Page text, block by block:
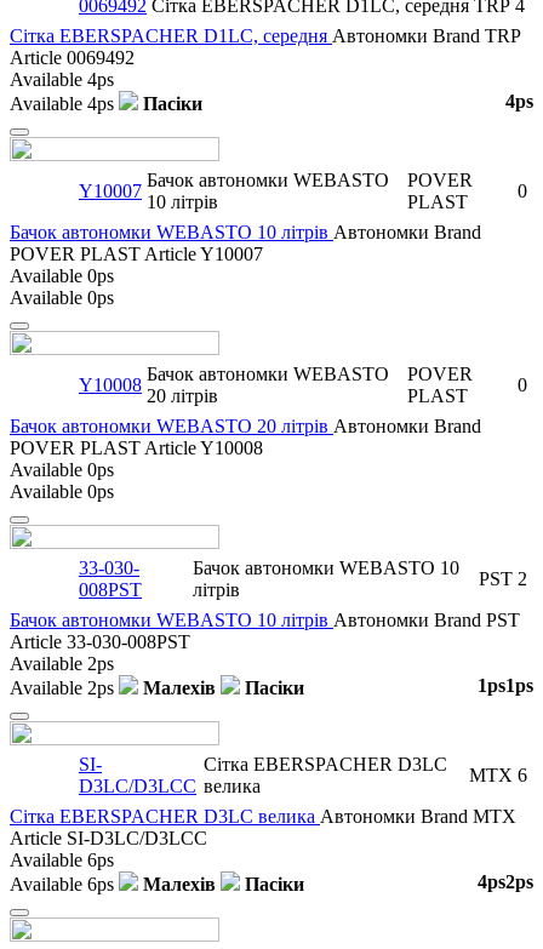
0069492 Сітка EBERSPACHER D1LC, середня TRP 4
Сітка EBERSPACHER D1LC, середня Автономки Brand TRP
Article 0069492
Available 4ps
Available 4ps Пасіки 4ps
Close
Y10007
Бачок автономки WEBASTO
10 літрів
POVER
PLAST
0
Бачок автономки WEBASTO 10 літрів Автономки Brand
POVER PLAST ArticleY10007
Available 0ps
Available 0ps
Close
Y10008
Бачок автономки WEBASTO
20 літрів
POVER
PLAST
0
Бачок автономки WEBASTO 20 літрів Автономки Brand
POVER PLAST ArticleY10008
Available 0ps
Available 0ps
Close
33-030-
008PST
Бачок автономки WEBASTO 10
літрів
PST 2
Бачок автономки WEBASTO 10 літрів Автономки Brand PST
Article 33-030-008PST
Available 2ps
Available 2ps Малехів 1ps
Пасіки 1ps
Close
SI-
D3LC/D3LCC
Сітка EBERSPACHER D3LC
велика
MTX 6
Сітка EBERSPACHER D3LC велика Автономки Brand MTX
Article SI-D3LC/D3LCC
Available 6ps
Available 6ps Малехів 2ps
Пасіки 4ps
Close